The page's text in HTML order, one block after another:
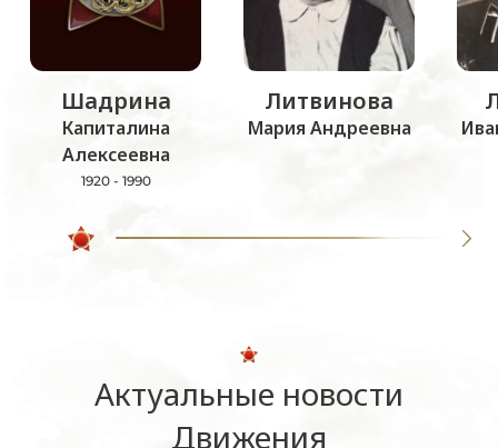
Шадрина
Капиталина
Алексеевна
1920 - 1990
Литвинова
Мария Андреевна
Актуальные новости
Движения